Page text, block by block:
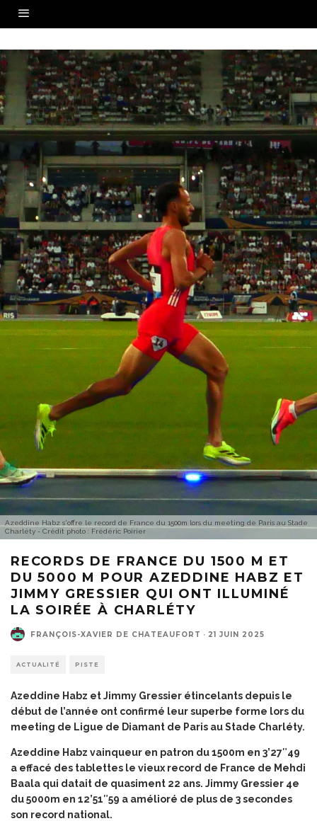
Azeddine Habz s'offre le record de France du 1500m lors du meeting de Paris au Stade
Charléty - Crédit photo : Frédéric Poirier
RECORDS DE FRANCE DU 1500 M ET
DU 5000 M POUR AZEDDINE HABZ ET
JIMMY GRESSIER QUI ONT ILLUMINÉ
LA SOIRÉE À CHARLÉTY
FRANÇOIS-XAVIER DE CHATEAUFORT · 21 JUIN 2025
ACTUALITÉ PISTE
Azeddine Habz et Jimmy Gressier étincelants depuis le
début de l’année ont confirmé leur superbe forme lors du
meeting de Ligue de Diamant de Paris au Stade Charléty.
Azeddine Habz vainqueur en patron du 1500m en 3’27″49
a effacé des tablettes le vieux record de France de Mehdi
Baala qui datait de quasiment 22 ans. Jimmy Gressier 4e
du 5000m en 12’51″59 a amélioré de plus de 3 secondes
son record national.